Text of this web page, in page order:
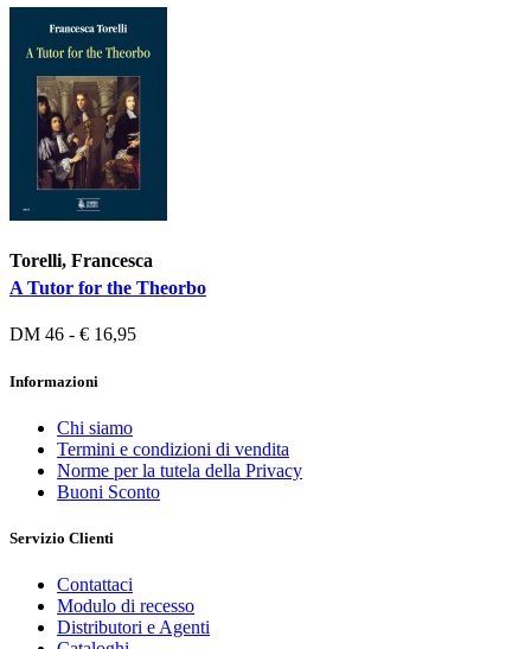
Torelli, Francesca
A Tutor for the Theorbo
DM 46 - € 16,95
Informazioni
Chi siamo
Termini e condizioni di vendita
Norme per la tutela della Privacy
Buoni Sconto
Servizio Clienti
Contattaci
Modulo di recesso
Distributori e Agenti